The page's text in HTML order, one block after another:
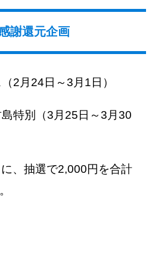
謝還元企画
2月24日～3月1日）
特別（3月25日～3月30
、抽選で2,000円を合計